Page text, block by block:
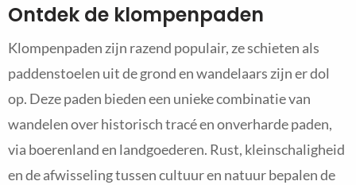
Ontdek de klompenpaden
Klompenpaden zijn razend populair, ze schieten als
paddenstoelen uit de grond en wandelaars zijn er dol
op. Deze paden bieden een unieke combinatie van
wandelen over historisch tracé en onverharde paden,
via boerenland en landgoederen. Rust, kleinschaligheid
en de afwisseling tussen cultuur en natuur bepalen de